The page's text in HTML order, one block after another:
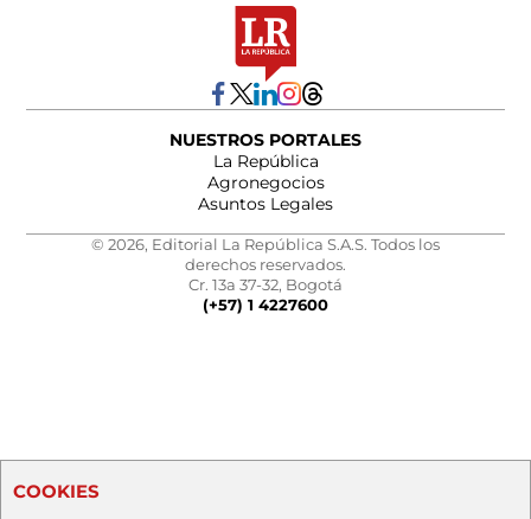
NUESTROS PORTALES
La República
Agronegocios
Asuntos Legales
© 2026, Editorial La República S.A.S. Todos los
derechos reservados.
Cr. 13a 37-32, Bogotá
(+57) 1 4227600
COOKIES